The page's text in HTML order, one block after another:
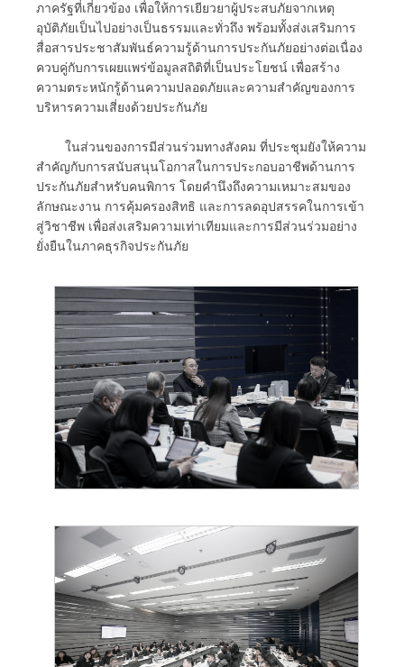
ภาครัฐที่เกี่ยวข้อง เพื่อให้การเยียวยาผู้ประสบภัยจากเหตุ
อุบัติภัยเป็นไปอย่างเป็นธรรมและทั่วถึง พร้อมทั้งส่งเสริมการ
สื่อสารประชาสัมพันธ์ความรู้ด้านการประกันภัยอย่างต่อเนื่อง
ควบคู่กับการเผยแพร่ข้อมูลสถิติที่เป็นประโยชน์ เพื่อสร้าง
ความตระหนักรู้ด้านความปลอดภัยและความสำคัญของการ
บริหารความเสี่ยงด้วยประกันภัย
ในส่วนของการมีส่วนร่วมทางสังคม ที่ประชุมยังให้ความ
สำคัญกับการสนับสนุนโอกาสในการประกอบอาชีพด้านการ
ประกันภัยสำหรับคนพิการ โดยคำนึงถึงความเหมาะสมของ
ลักษณะงาน การคุ้มครองสิทธิ และการลดอุปสรรคในการเข้า
สู่วิชาชีพ เพื่อส่งเสริมความเท่าเทียมและการมีส่วนร่วมอย่าง
ยั่งยืนในภาคธุรกิจประกันภัย